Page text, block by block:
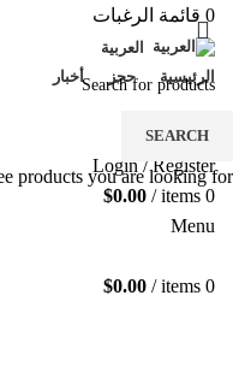
0 قائمة الرغبات
العربية
الرئيسية
حجز أخبار
Login / Register
0
items
/
$0.00
Menu
0
items
/
$0.00
SEARCH
products you are looking for.